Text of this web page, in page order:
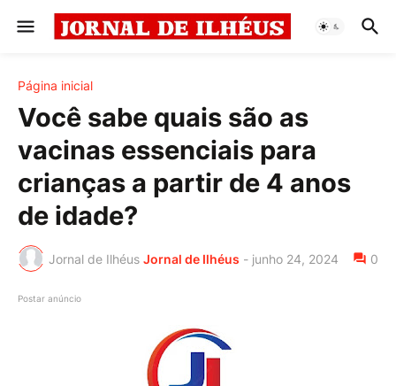
Página inicial
Você sabe quais são as
vacinas essenciais para
crianças a partir de 4 anos
de idade?
Jornal de Ilhéus Jornal de Ilhéus - junho 24, 2024 0
Postar anúncio